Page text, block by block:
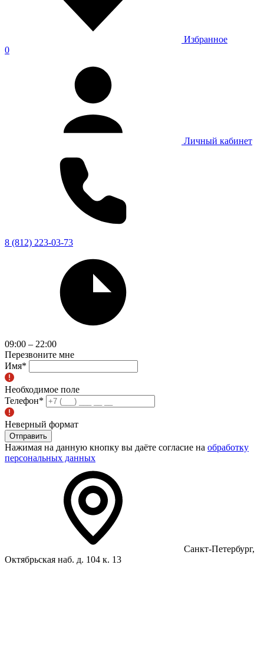
Избранное
0
Личный кабинет
8 (812) 223-03-73
09:00 – 22:00
Перезвоните мне
Имя*
Необходимое поле
Телефон*
Неверный формат
Отправить
Нажимая на данную кнопку вы даёте согласие на обработку
персональных данных
Санкт-Петербург,
Октябрьская наб. д. 104 к. 13